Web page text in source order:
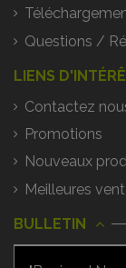
Questions /
LIENS
Contactez
Promotions
Nouveaux
Meilleures
BULLETIN